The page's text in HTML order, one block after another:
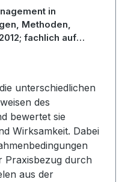
in
Methoden,
fachlich auf
unterschiedlichen
des
bewertet sie
Wirksamkeit. Dabei
Praxisbezug durch
aus der